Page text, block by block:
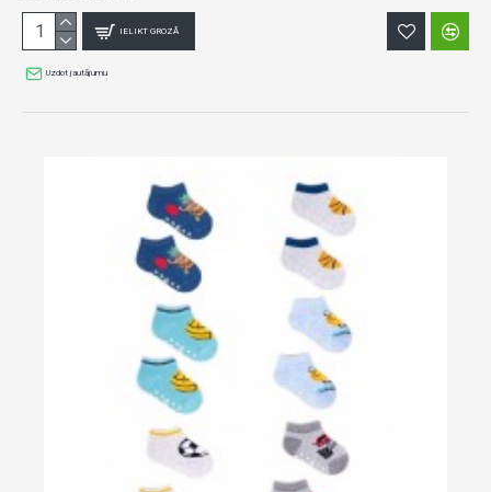
IELIKT GROZĀ
Uzdot jautājumu